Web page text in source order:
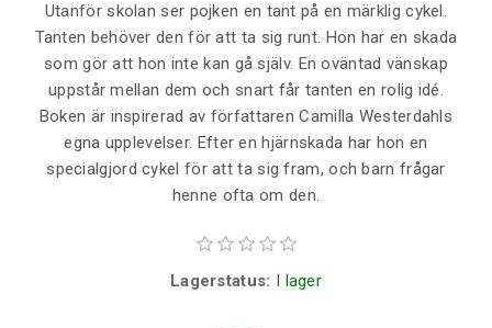
Utanför skolan ser pojken en tant på en märklig cykel.
Tanten behöver den för att ta sig runt. Hon har en skada
som gör att hon inte kan gå själv. En oväntad vänskap
uppstår mellan dem och snart får tanten en rolig idé.
Boken är inspirerad av författaren Camilla Westerdahls
egna upplevelser. Efter en hjärnskada har hon en
specialgjord cykel för att ta sig fram, och barn frågar
henne ofta om den.
Lagerstatus: I lager